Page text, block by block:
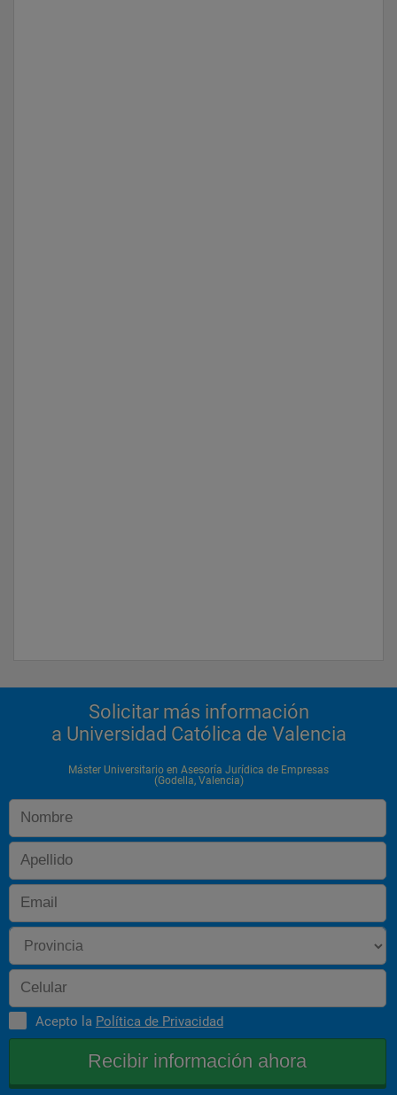
Solicitar más información
a Universidad Católica de Valencia
Máster Universitario en Asesoría Jurídica de Empresas
(Godella, Valencia)
Acepto la Política de Privacidad